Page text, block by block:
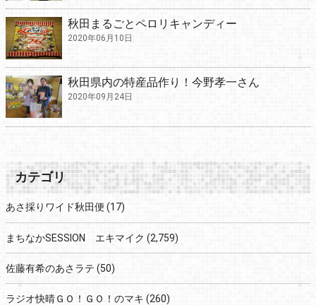
秋田まるごとペロリキャンディー
2020年06月10日
秋田県内の特産品作り！今野孝一さん
2020年09月24日
カテゴリ
あさ採りワイド秋田便 (17)
まちなかSESSION エキマイク (2,759)
佐藤有希のあさラテ (50)
ラジオ快晴ＧＯ！ＧＯ！のマキ (260)